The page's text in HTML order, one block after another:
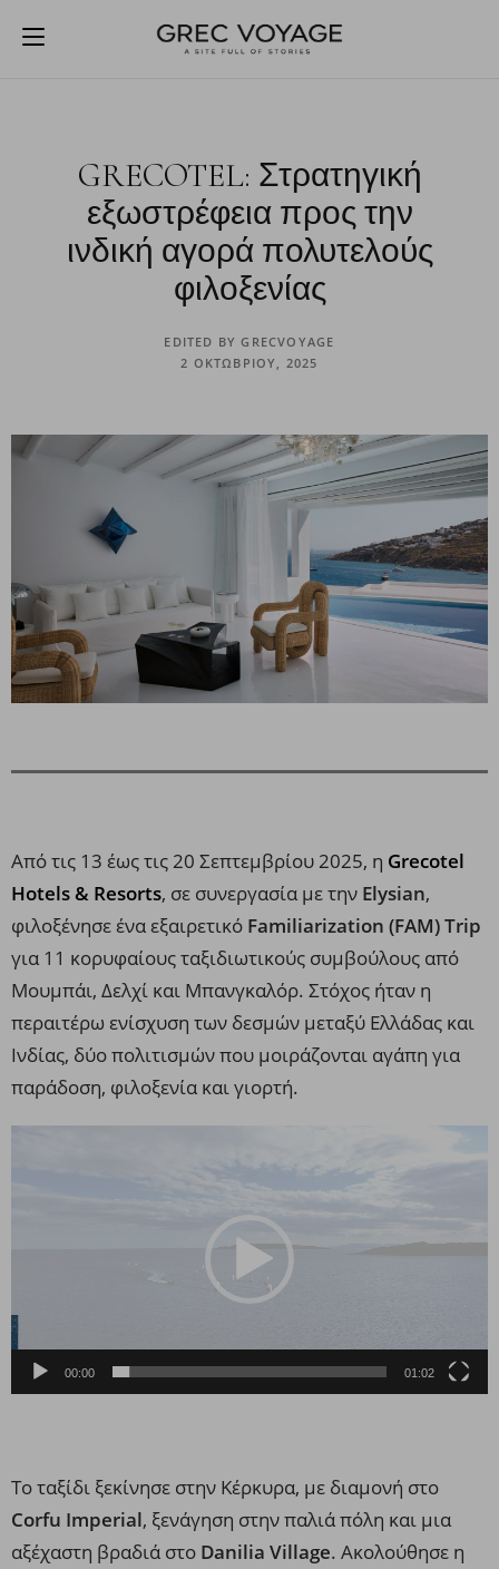
GRECOTEL: Στρατηγική
εξωστρέφεια προς την
ινδική αγορά πολυτελούς
φιλοξενίας
EDITED BY GRECVOYAGE
2 ΟΚΤΩΒΡΊΟΥ, 2025
Από τις 13 έως τις 20 Σεπτεμβρίου 2025, η Grecotel
Hotels & Resorts, σε συνεργασία με την Elysian,
φιλοξένησε ένα εξαιρετικό Familiarization (FAM) Trip
για 11 κορυφαίους ταξιδιωτικούς συμβούλους από
Μουμπάι, Δελχί και Μπανγκαλόρ. Στόχος ήταν η
περαιτέρω ενίσχυση των δεσμών μεταξύ Ελλάδας και
Ινδίας, δύο πολιτισμών που μοιράζονται αγάπη για
παράδοση, φιλοξενία και γιορτή.
00:00 01:02
Το ταξίδι ξεκίνησε στην Κέρκυρα, με διαμονή στο
Corfu Imperial, ξενάγηση στην παλιά πόλη και μια
αξέχαστη βραδιά στο Danilia Village. Ακολούθησε η